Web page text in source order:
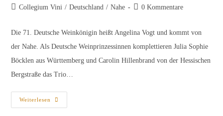
Autor: veröffentlicht:
Beitrags-
Collegium Vini / Deutschland / Nahe
Beitrags-
0 Kommentare
Die 71. Deutsche Weinkönigin heißt Angelina Vogt und kommt von
der Nahe. Als Deutsche Weinprinzessinnen komplettieren Julia Sophie
Böcklen aus Württemberg und Carolin Hillenbrand von der Hessischen
Bergstraße das Trio…
Weiterlesen
Die
Deutsche